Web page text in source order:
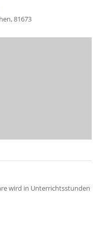
81673
wird in Unterrichtsstunden